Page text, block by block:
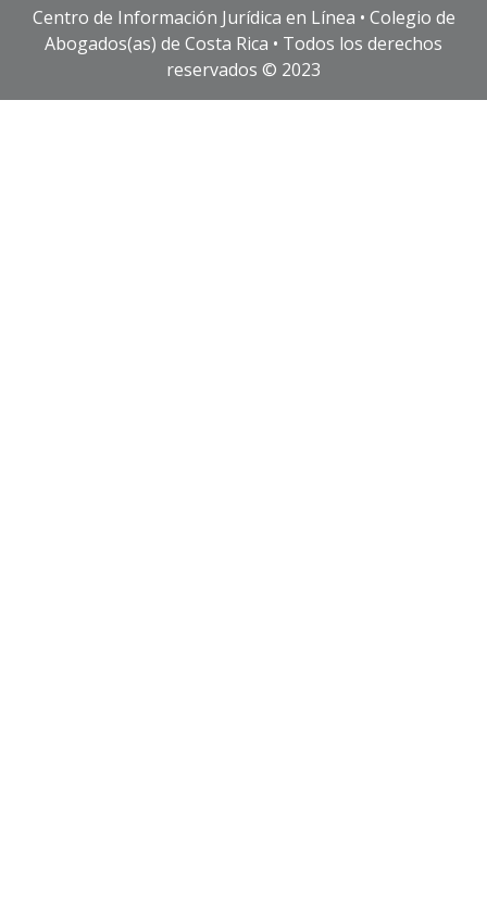
Centro de Información Jurídica en Línea • Colegio de
Abogados(as) de Costa Rica • Todos los derechos
reservados © 2023